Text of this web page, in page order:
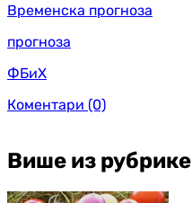
Временска прогноза
прогноза
ФБиХ
Коментари (0)
Више из рубрике